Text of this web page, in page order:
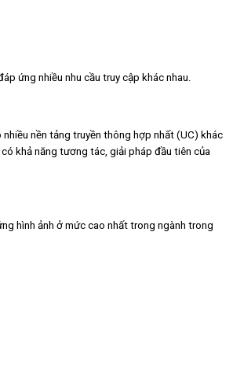
ứng nhiều nhu cầu truy cập khác nhau.
nền tảng truyền thông hợp nhất (UC) khác
khả năng tương tác, giải pháp đầu tiên của
hình ảnh ở mức cao nhất trong ngành trong